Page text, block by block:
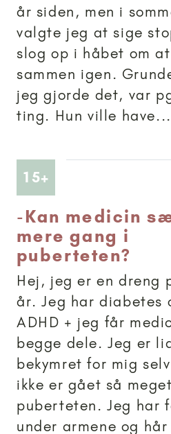
år siden, men i
valgte jeg at sige
slog op i håbet om
sammen igen.
jeg gjorde det, var
ting. Hun ville have...
15+ Artikler
-Kan medicin
mere gang i
puberteten?
Hej, jeg er en dreng
år. Jeg har diabetes
ADHD + jeg får
begge dele. Jeg er
bekymret for mig
ikke er gået så
puberteten. Jeg har
under armene og hår